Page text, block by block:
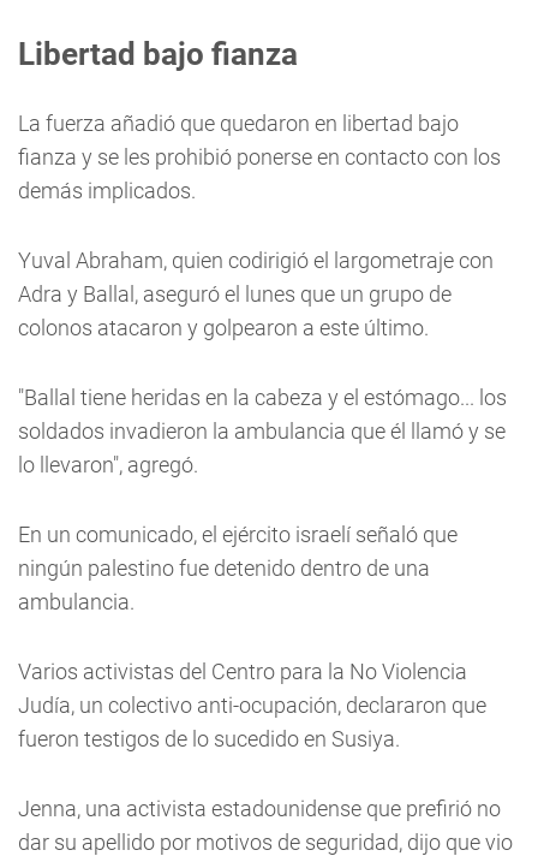
Libertad bajo fianza
La fuerza añadió que quedaron en libertad bajo
fianza y se les prohibió ponerse en contacto con los
demás implicados.
Yuval Abraham, quien codirigió el largometraje con
Adra y Ballal, aseguró el lunes que un grupo de
colonos atacaron y golpearon a este último.
"Ballal tiene heridas en la cabeza y el estómago... los
soldados invadieron la ambulancia que él llamó y se
lo llevaron", agregó.
En un comunicado, el ejército israelí señaló que
ningún palestino fue detenido dentro de una
ambulancia.
Varios activistas del Centro para la No Violencia
Judía, un colectivo anti-ocupación, declararon que
fueron testigos de lo sucedido en Susiya.
Jenna, una activista estadounidense que prefirió no
dar su apellido por motivos de seguridad, dijo que vio